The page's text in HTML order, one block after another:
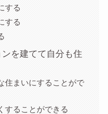
する
する
を建てて自分も住
住まいにすることがで
することができる